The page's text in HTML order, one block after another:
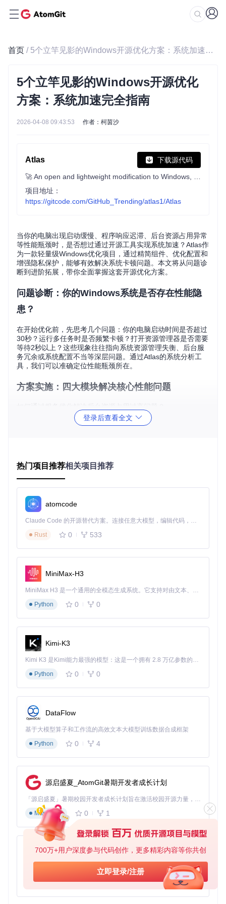
700万+用户深度参与代码创作，更多精彩内容等你共创
立即登录/注册
首页 / 5个立竿见影的Windows开源优化方案：系统加速完全指南
5个立竿见影的Windows开源优化
方案：系统加速完全指南
2026-04-08 09:43:53 作者：柯茵沙
Atlas 下载源代码
项目地址：
https://gitcode.com/GitHub_Trending/atlas1/Atlas
当你的电脑出现启动缓慢、程序响应迟滞、后台资源占用异常
等性能瓶颈时，是否想过通过开源工具实现系统加速？Atlas作
为一款轻量级Windows优化项目，通过精简组件、优化配置和
增强隐私保护，能够有效解决系统卡顿问题。本文将从问题诊
断到进阶拓展，带你全面掌握这套开源优化方案。
问题诊断：你的Windows系统是否存在性能隐
患？
在开始优化前，先思考几个问题：你的电脑启动时间是否超过
30秒？运行多任务时是否频繁卡顿？打开资源管理器是否需要
等待2秒以上？这些现象往往指向系统资源管理失衡、后台服
务冗余或系统配置不当等深层问题。通过Atlas的系统分析工
具，我们可以准确定位性能瓶颈所在。
方案实施：四大模块解决核心性能问题
：系统启动后未运行任何程序，内存占用已超过4
arch等非关键服务，释放被占用的系统资源。
打开
src/playbook/Configuration/atlas/tweaks/p
erformance/
运行disable-background-apps.yml配置文件
执行disable-sleep-study.yml
💡 提示：修改服务配置后需重启系统才能生效，建议优化前创
建系统还原点。
如何通过网络配置提升文件传输速度？
问题表现：局域网文件共享速度远低于硬件理论值，网络延迟
优化原理：Windows默认启用的LLMNR协议和SMB带宽限制
会影响网络性能。Atlas通过禁用冗余协议和优化传输参数，提
升网络吞吐量。
操作路径：
执行
shares/disable-smb-bandwidth-throttling.y
ml解除SMB带宽限制
应用atlas-network-settings.yml优化TCP/IP配置
如何通过隐私设置减少后台数据收集？
问题表现 ：系统后台频繁发送网络请求，硬盘在闲置时仍有大
量读写操作。
优化原理：Windows默认启用的遥测服务会持续收集用户数据
并占用系统资源。Atlas通过关闭诊断跟踪、禁用广告ID等配
置，减少不必要的数据传输和存储占用。
：
打开src/playbook/Configuration/atlas/tweaks/p
rivacy/telemetry/目录
依次执行disable-ceip.yml（客户体验改善计划）和
di
sable-diagnostic-tracing.yml
登录后查看全文
热门项目推荐相关项目推荐
atomcode
Claude Code 的开源替代方案。连接任意大模型，编辑代码，运行命令，自动验证 — 全自动执行。用 Rust 构建，极致性能。 ｜ An open-source alternative to Claude Code. Connect any LLM, edit code, run commands, and verify changes — autonomously. Built in Rust for speed. Get Started
Rust
0 533
MiniMax-H3
MiniMax H3 是一个通用的全模态生成系统。它支持对由文本、图像、视频和音频组成的多模态上下文进行统一理解，并能生成分辨率高达 2K、时长可达 15 秒的带原生立体声音频的视频。得益于面向任务泛化的系统设计，H3 在预训练阶段就已具备广泛的多模态上下文理解与生成能力，能够出色地执行复杂的多模态指令。
Python
0 0
Kimi-K3
Kimi K3 是Kimi能力最强的模型：这是一个拥有 2.8 万亿参数的混合专家（MoE）模型，具备原生视觉理解能力，并支持 100 万 token 的上下文窗口。
Python
0 0
DataFlow
基于大模型算子和工作流的高效文本大模型训练数据合成框架
Python
0 4
源启盛夏_AtomGit暑期开发者成长计划
「源启盛夏」暑期校园开发者成长计划旨在激活校园开源力量，通过积分激励、认证扶持、资源倾斜等形式，引导高校组织和开发者完成「入驻 — 建项目 — 做贡献 — 获认证 — 得资源」的完整闭环。无论你是想带领社团入驻平台的组织者，还是希望用代码贡献证明自己的开发者，都能在这里找到属于你的成长路径。
Markdown
0 1
py-xiaozhi
基于Python的Xiaozhi AI，适用于想要完整Xiaozhi体验而无需拥有专用硬件的用户。
Python
0 1